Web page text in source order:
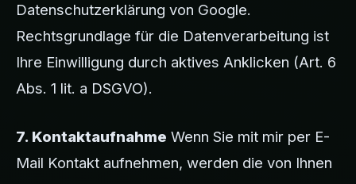
Datenschutzerklärung von Google.
Rechtsgrundlage für die Datenverarbeitung ist
Ihre Einwilligung durch aktives Anklicken (Art. 6
Abs. 1 lit. a DSGVO).
7. Kontaktaufnahme Wenn Sie mit mir per E-
Mail Kontakt aufnehmen, werden die von Ihnen